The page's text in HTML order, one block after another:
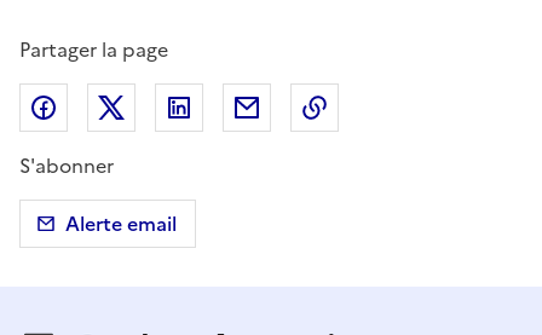
Partager la page
Partager sur Facebook
Partager sur X (anciennement Twitter)
Partager sur LinkedIn
Partager par email
S'abonner
Alerte email